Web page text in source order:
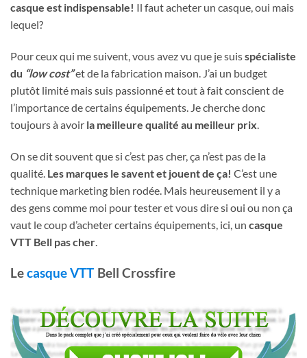
casque est indispensable! Il faut acheter un casque, oui mais
lequel?
Pour ceux qui me suivent, vous avez vu que je suisspécialiste
du “low cost”et de la fabrication maison. J’ai un budget
plutôt limité mais suis passionné et tout à fait conscient de
l’importance de certains équipements. Je cherche donc
toujours à avoir la meilleure qualité au meilleur prix.
On se dit souvent que si c’est pas cher, ça n’est pas de la
qualité. Les marques le savent et jouent de ça! C’est une
technique marketing bien rodée. Mais heureusement il y a
des gens comme moi pour tester et vous dire si oui ou non ça
vaut le coup d’acheter certains équipements, ici, un casque
VTT Bell pas cher.
Lecasque VTT Bell Crossfire